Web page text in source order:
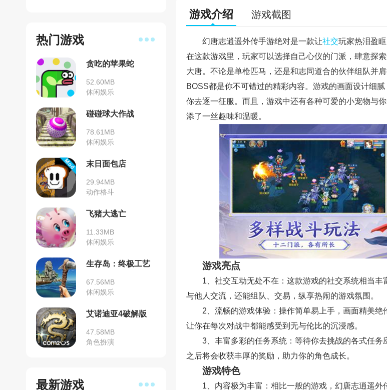
热门游戏
贪吃的苹果蛇
52.60MB
休闲娱乐
碰碰球大作战
78.61MB
休闲娱乐
末日面包店
29.94MB
动作格斗
飞猪大逃亡
11.33MB
休闲娱乐
生存岛：终极工艺
67.56MB
休闲娱乐
艾诺迪亚4破解版
47.58MB
角色扮演
最新游戏
游戏介绍 游戏截图
幻唐志逍遥外传手游绝对是一款让社交玩家热泪盈
在这款游戏里，玩家可以选择自己心仪的门派，肆意探
大唐。不论是单枪匹马，还是和志同道合的伙伴组队并
BOSS都是你不可错过的精彩内容。游戏的画面设计细
你去逐一征服。而且，游戏中还有各种可爱的小宠物与
添了一丝趣味和温暖。
游戏亮点
1、社交互动无处不在：这款游戏的社交系统相当丰
与他人交流，还能组队、交易，纵享热闹的游戏氛围。
2、流畅的游戏体验：操作简单易上手，画面精美绝
让你在每次对战中都能感受到无与伦比的沉浸感。
3、丰富多彩的任务系统：等待你去挑战的各式任务
之后将会收获丰厚的奖励，助力你的角色成长。
游戏特色
1、内容极为丰富：相比一般的游戏，幻唐志逍遥外